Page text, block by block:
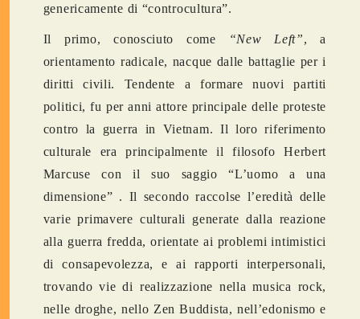
genericamente di “controcultura”.
Il primo, conosciuto come “New Left”, a
orientamento radicale, nacque dalle battaglie per i
diritti civili. Tendente a formare nuovi partiti
politici, fu per anni attore principale delle proteste
contro la guerra in Vietnam. Il loro riferimento
culturale era principalmente il filosofo Herbert
Marcuse con il suo saggio “L’uomo a una
dimensione” . Il secondo raccolse l’eredità delle
varie primavere culturali generate dalla reazione
alla guerra fredda, orientate ai problemi intimistici
di consapevolezza, e ai rapporti interpersonali,
trovando vie di realizzazione nella musica rock,
nelle droghe, nello Zen Buddista, nell’edonismo e